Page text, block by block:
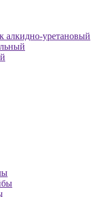
алкидно-уретановый